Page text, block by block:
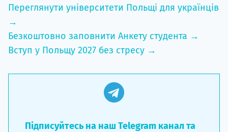
Переглянути університети Польщі для українців
→
Безкоштовно заповнити Анкету студента →
Вступ у Польщу 2027 без стресу →
Підписуйтесь на наш Telegram канал та